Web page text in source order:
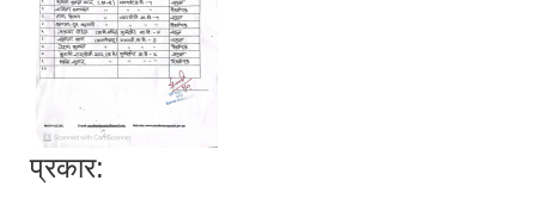
प्रकार: